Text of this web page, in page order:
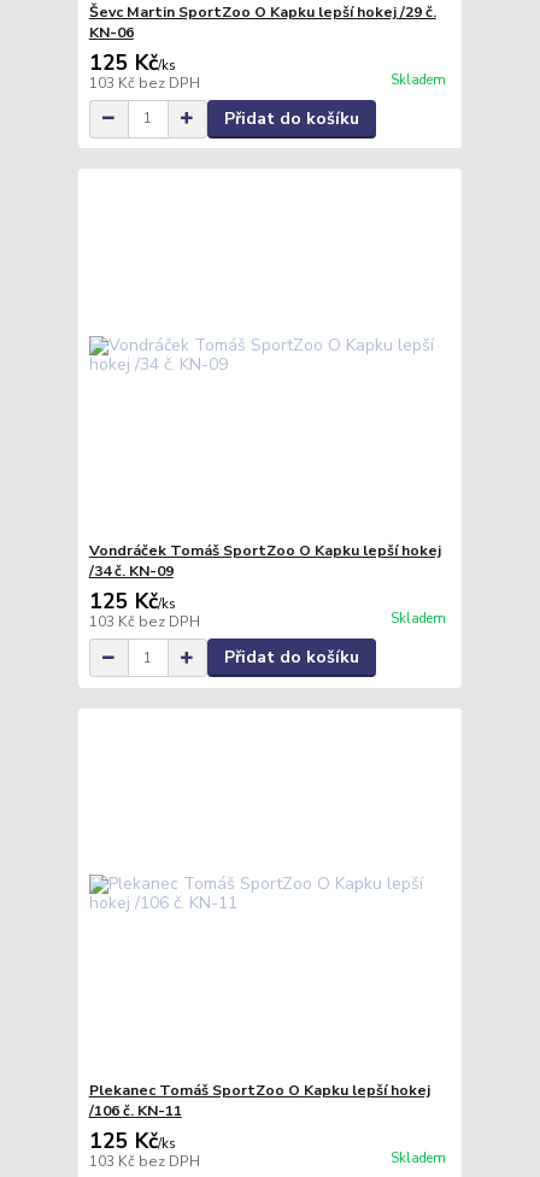
Ševc Martin SportZoo O Kapku lepší hokej /29 č.
KN-06
125 Kč/ks
103 Kč bez DPH Skladem
Přidat do košíku
Vondráček Tomáš SportZoo O Kapku lepší hokej
/34 č. KN-09
125 Kč/ks
103 Kč bez DPH Skladem
Přidat do košíku
Plekanec Tomáš SportZoo O Kapku lepší hokej
/106 č. KN-11
125 Kč/ks
103 Kč bez DPH Skladem